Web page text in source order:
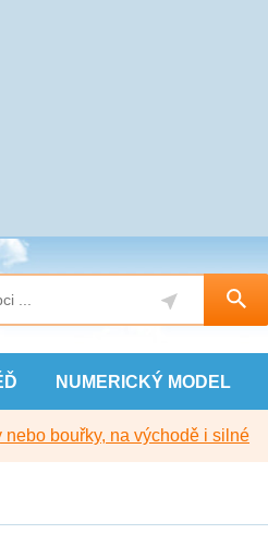
NUMERICKÝ MODEL
bouřky, na východě i silné